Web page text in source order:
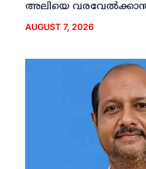
അലിയെ വരവേല്‍ക്കാന്‍
AUGUST 7, 2026